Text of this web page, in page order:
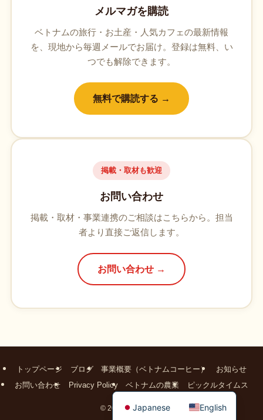
メルマガを購読
ベトナムの旅行・お土産・人気カフェの最新情報
を、現地から毎週メールでお届け。登録は無料、い
つでも解除できます。
無料で購読する →
掲載・取材も歓迎
お問い合わせ
掲載・取材・事業連携のご相談はこちらから。担当
者より直接ご返信します。
お問い合わせ →
トップページ ブログ 事業概要（ベトナムコーヒー）
お知らせ
お問い合わせ
Privacy Policy ベトナムの農業 ピックルタイムス
© 2026 vietnam-gift
Japanese English